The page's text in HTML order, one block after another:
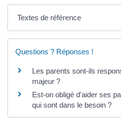
Textes de référence
Questions ? Réponses !
Les parents sont-ils
majeur ?
Est-on obligé d'aider ses
qui sont dans le besoin ?